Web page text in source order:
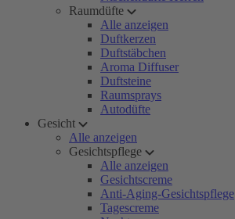
Raumdüfte
Alle anzeigen
Duftkerzen
Duftstäbchen
Aroma Diffuser
Duftsteine
Raumsprays
Autodüfte
Gesicht
Alle anzeigen
Gesichtspflege
Alle anzeigen
Gesichtscreme
Anti-Aging-Gesichtspflege
Tagescreme